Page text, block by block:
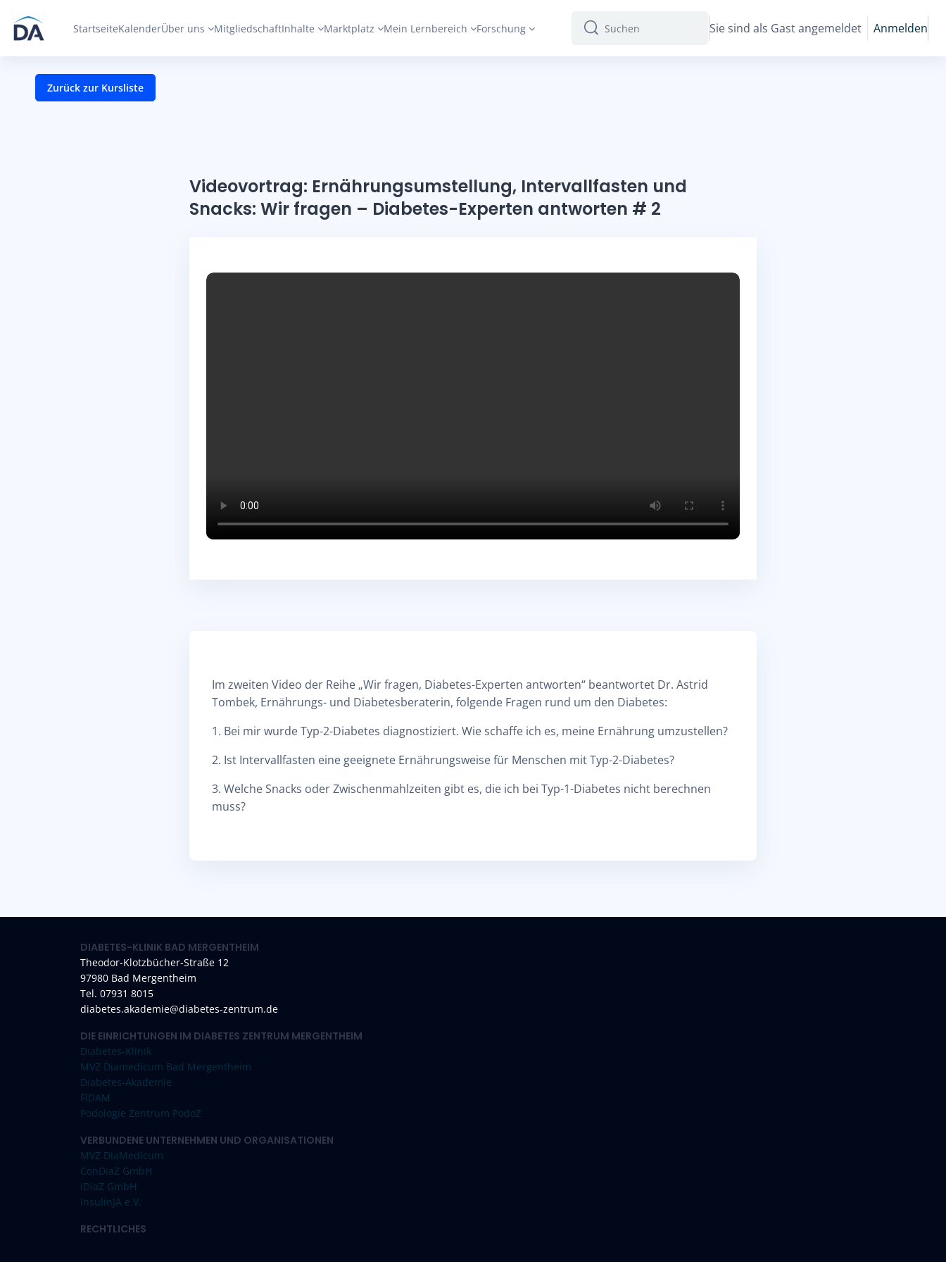
StartseiteKalenderÜber uns MitgliedschaftInhalte Marktplatz Mein Lernbereich Forschung Suchen
Suchen Sie sind als Gast angemeldet Anmelden
Zurück zur Kursliste
Videovortrag: Ernährungsumstellung, Intervallfasten und
Snacks: Wir fragen – Diabetes-Experten antworten # 2
Im zweiten Video der Reihe „Wir fragen, Diabetes-Experten antworten“ beantwortet Dr. Astrid
Tombek, Ernährungs- und Diabetesberaterin, folgende Fragen rund um den Diabetes:
1. Bei mir wurde Typ-2-Diabetes diagnostiziert. Wie schaffe ich es, meine Ernährung umzustellen?
2. Ist Intervallfasten eine geeignete Ernährungsweise für Menschen mit Typ-2-Diabetes?
3. Welche Snacks oder Zwischenmahlzeiten gibt es, die ich bei Typ-1-Diabetes nicht berechnen
muss?
DIABETES-KLINIK BAD MERGENTHEIM
Theodor-Klotzbücher-Straße 12
97980 Bad Mergentheim
Tel. 07931 8015
diabetes.akademie@diabetes-zentrum.de
DIE EINRICHTUNGEN IM DIABETES ZENTRUM MERGENTHEIM
Diabetes-Klinik
MVZ Diamedicum Bad Mergentheim
Diabetes-Akademie
FIDAM
Podologie Zentrum PodoZ
VERBUNDENE UNTERNEHMEN UND ORGANISATIONEN
MVZ DiaMedicum
ConDiaZ GmbH
iDiaZ GmbH
InsulinJA e.V.
RECHTLICHES